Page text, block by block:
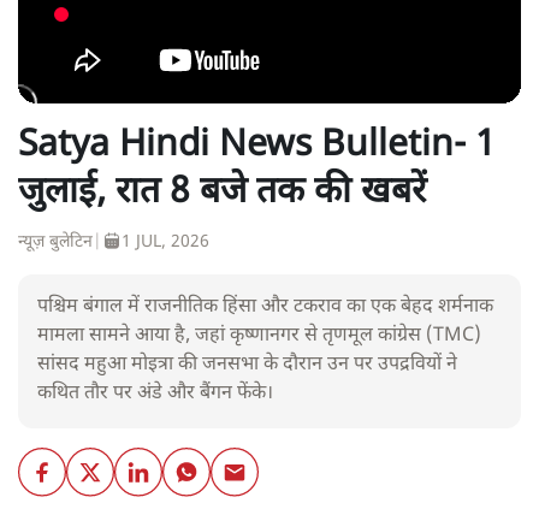
Satya Hindi News Bulletin- 1
जुलाई, रात 8 बजे तक की खबरें
न्यूज़ बुलेटिन 1 JUL, 2026
पश्चिम बंगाल में राजनीतिक हिंसा और टकराव का एक बेहद शर्मनाक
मामला सामने आया है, जहां कृष्णानगर से तृणमूल कांग्रेस (TMC)
सांसद महुआ मोइत्रा की जनसभा के दौरान उन पर उपद्रवियों ने
कथित तौर पर अंडे और बैंगन फेंके।